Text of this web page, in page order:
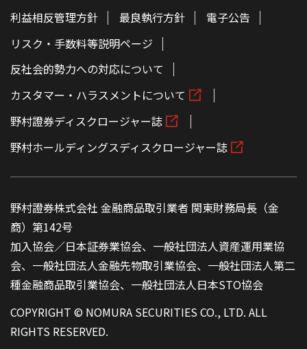
利益相反管理方針
最良執行方針
電子公告
リスク・手数料等説明ページ
反社会的勢力への対応について
カスタマー・ハラスメントについて
野村證券ディスクロージャー誌
野村ホールディングスディスクロージャー誌
野村證券株式会社 金融商品取引業者 関東財務局長（金
商）第142号
加入協会／日本証券業協会、一般社団法人資産運用業協
会、一般社団法人金融先物取引業協会、一般社団法人第二
種金融商品取引業協会、一般社団法人日本STO協会
COPYRIGHT © NOMURA SECURITIES CO., LTD. ALL
RIGHTS RESERVED.